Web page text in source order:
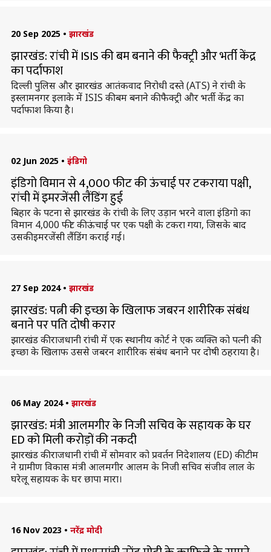
20 Sep 2025 • झारखंड
झारखंड: रांची में ISIS की बम बनाने की फैक्ट्री और भर्ती केंद्र
का पर्दाफाश
दिल्ली पुलिस और झारखंड आतंकवाद निरोधी दस्ते (ATS) ने रांची के
इस्लामनगर इलाके में ISIS की बम बनाने की फैक्ट्री और भर्ती केंद्र का
पर्दाफाश किया है।
02 Jun 2025 • इंडिगो
इंडिगो विमान से 4,000 फीट की ऊंचाई पर टकराया पक्षी,
रांची में इमरजेंसी लैंडिंग हुई
बिहार के पटना से झारखंड के रांची के लिए उड़ान भरने वाला इंडिगो का
विमान 4,000 फीट की ऊंचाई पर एक पक्षी के टकरा गया, जिसके बाद
उसकी इमरजेंसी लैंडिंग कराई गई।
27 Sep 2024 • झारखंड
झारखंड: पत्नी की इच्छा के खिलाफ जबरन शारीरिक संबंध
बनाने पर पति दोषी करार
झारखंड की राजधानी रांची में एक स्थानीय कोर्ट ने एक व्यक्ति को पत्नी की
इच्छा के खिलाफ उससे जबरन शारीरिक संबंध बनाने पर दोषी ठहराया है।
06 May 2024 • झारखंड
झारखंड: मंत्री आलमगीर के निजी सचिव के सहायक के घर
ED को मिली करोड़ों की नकदी
झारखंड की राजधानी रांची में सोमवार को प्रवर्तन निदेशालय (ED) की टीम
ने ग्रामीण विकास मंत्री आलमगीर आलम के निजी सचिव संजीव लाल के
घरेलू सहायक के घर छापा मारा।
16 Nov 2023 • नरेंद्र मोदी